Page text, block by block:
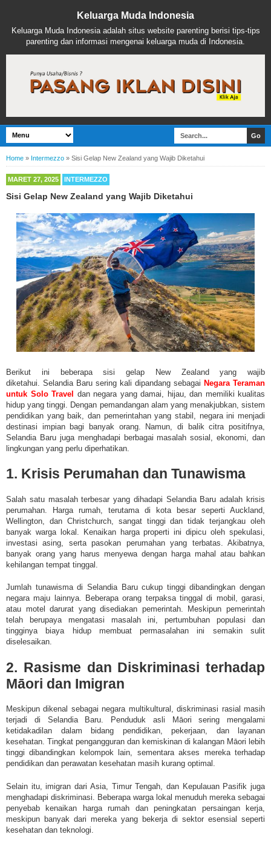
Keluarga Muda Indonesia
Keluarga Muda Indonesia adalah situs website parenting berisi tips-tips
parenting dan informasi mengenai keluarga muda di Indonesia.
Home » Intermezzo » Sisi Gelap New Zealand yang Wajib Diketahui
MARET 27, 2025 INTERMEZZO
Sisi Gelap New Zealand yang Wajib Diketahui
Berikut ini beberapa sisi gelap New Zealand yang wajib
diketahui. Selandia Baru sering kali dipandang sebagai Negara Teraman
untuk Solo Travel
dan negara yang damai, hijau, dan memiliki kualitas
hidup yang tinggi. Dengan pemandangan alam yang menakjubkan, sistem
pendidikan yang baik, dan pemerintahan yang stabil, negara ini menjadi
destinasi impian bagi banyak orang. Namun, di balik citra positifnya,
Selandia Baru juga menghadapi berbagai masalah sosial, ekonomi, dan
lingkungan yang perlu diperhatikan.
1. Krisis Perumahan dan Tunawisma
Salah satu masalah terbesar yang dihadapi Selandia Baru adalah krisis
perumahan. Harga rumah, terutama di kota besar seperti Auckland,
Wellington, dan Christchurch, sangat tinggi dan tidak terjangkau oleh
banyak warga lokal. Kenaikan harga properti ini dipicu oleh spekulasi,
investasi asing, serta pasokan perumahan yang terbatas. Akibatnya,
banyak orang yang harus menyewa dengan harga mahal atau bahkan
kehilangan tempat tinggal.
Jumlah tunawisma di Selandia Baru cukup tinggi dibandingkan dengan
negara maju lainnya. Beberapa orang terpaksa tinggal di mobil, garasi,
atau motel darurat yang disediakan pemerintah. Meskipun pemerintah
telah berupaya mengatasi masalah ini, pertumbuhan populasi dan
tingginya biaya hidup membuat permasalahan ini semakin sulit
diselesaikan.
2. Rasisme dan Diskriminasi terhadap
Māori dan Imigran
Meskipun dikenal sebagai negara multikultural, diskriminasi rasial masih
terjadi di Selandia Baru. Penduduk asli Māori sering mengalami
ketidakadilan dalam bidang pendidikan, pekerjaan, dan layanan
kesehatan. Tingkat pengangguran dan kemiskinan di kalangan Māori lebih
tinggi dibandingkan kelompok lain, sementara akses mereka terhadap
pendidikan dan perawatan kesehatan masih kurang optimal.
Selain itu, imigran dari Asia, Timur Tengah, dan Kepulauan Pasifik juga
menghadapi diskriminasi. Beberapa warga lokal menuduh mereka sebagai
penyebab kenaikan harga rumah dan peningkatan persaingan kerja,
meskipun banyak dari mereka yang bekerja di sektor esensial seperti
kesehatan dan teknologi.